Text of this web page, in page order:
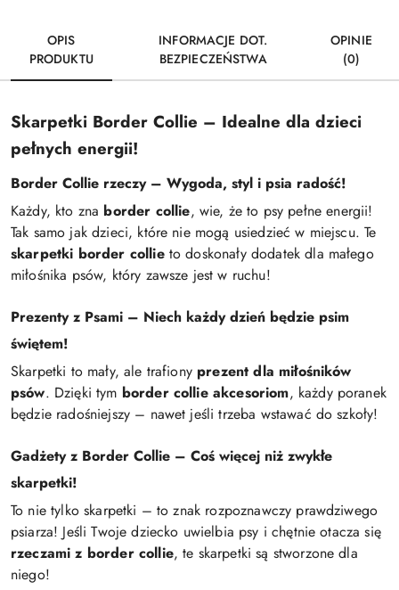
OPIS
PRODUKTU
INFORMACJE DOT.
BEZPIECZEŃSTWA
OPINIE
(0)
Skarpetki Border Collie – Idealne dla dzieci
pełnych energii!
Border Collie rzeczy – Wygoda, styl i psia radość!
Każdy, kto zna border collie, wie, że to psy pełne energii!
Tak samo jak dzieci, które nie mogą usiedzieć w miejscu. Te
skarpetki border collieto doskonały dodatek dla małego
miłośnika psów, który zawsze jest w ruchu!
Prezenty z Psami – Niech każdy dzień będzie psim
świętem!
Skarpetki to mały, ale trafiony prezent dla miłośników
psów. Dzięki tym border collie akcesoriom, każdy poranek
będzie radośniejszy – nawet jeśli trzeba wstawać do szkoły!
Gadżety z Border Collie – Coś więcej niż zwykłe
skarpetki!
To nie tylko skarpetki – to znak rozpoznawczy prawdziwego
psiarza! Jeśli Twoje dziecko uwielbia psy i chętnie otacza się
rzeczami z border collie, te skarpetki są stworzone dla
niego!